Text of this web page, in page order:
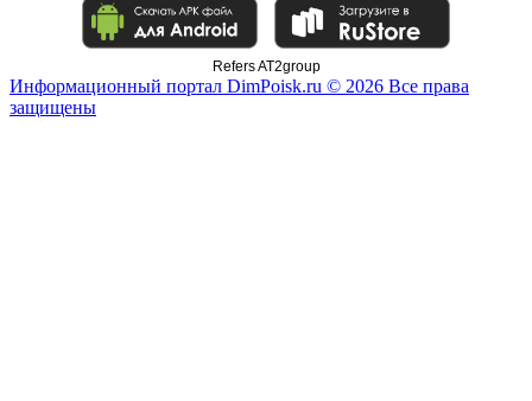
Refers AT2group
Информационный портал DimPoisk.ru © 2026 Все права
защищены